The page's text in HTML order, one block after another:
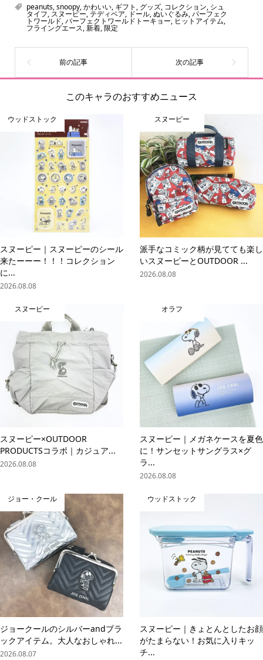
peanuts,snoopy,かわいい, ギフト , グッズ, コレクション, シュ
タイフ, スヌーピー,テディベア, ドール,ぬいぐるみ,パーフェク
トワールド,パーフェクトワールドトーキョー, ヒットアイテム,
フライングエース,新着,限定
このキャラのおすすめニュース
ウッドストック
スヌーピー｜スヌーピーのシール
来たーーー！！！コレクション
に...
2026.08.08
スヌーピー
派手なコミック柄が見てても楽し
いスヌーピーとOUTDOOR ...
2026.08.08
スヌーピー
スヌーピー×OUTDOOR
PRODUCTSコラボ｜カジュア...
2026.08.08
オラフ
スヌーピー｜メガネケースを夏色
に！サンセットサングラス×グ
ラ...
2026.08.08
ジョー・クール
ジョークールのシルバーandブラ
ックアイテム。大人なおしゃれ...
2026.08.07
ウッドストック
スヌーピー｜きょとんとしたお顔
がたまらない！お気に入りキッ
チ...